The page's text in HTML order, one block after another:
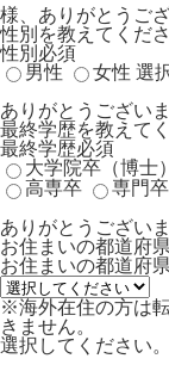
様、ありがとうご
性別を教えてくださ
性別 必須
男性
女性 選
ありがとうございま
最終学歴を教えて
最終学歴必須
大学院卒（博士）
高専卒
専門卒
ありがとうございま
お住まいの都道府
お住まいの都道府県
※海外在住の方は
きません。
選択してください。